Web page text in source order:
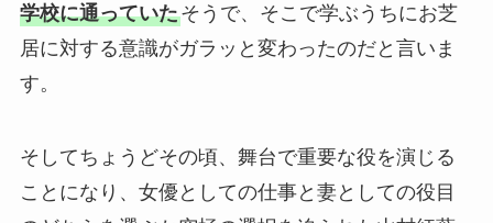
学校に通っていたそうで、そこで学ぶうちにお芝
居に対する意識がガラッと変わったのだと言いま
す。
そしてちょうどその頃、舞台で重要な役を演じる
ことになり、女優としての仕事と妻としての役目